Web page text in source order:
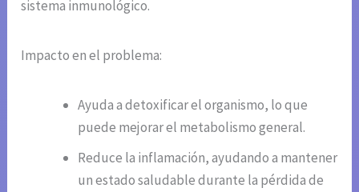
sistema inmunológico.
Impacto en el problema:
Ayuda a detoxificar el organismo, lo que
puede mejorar el metabolismo general.
Reduce la inflamación, ayudando a mantener
un estado saludable durante la pérdida de